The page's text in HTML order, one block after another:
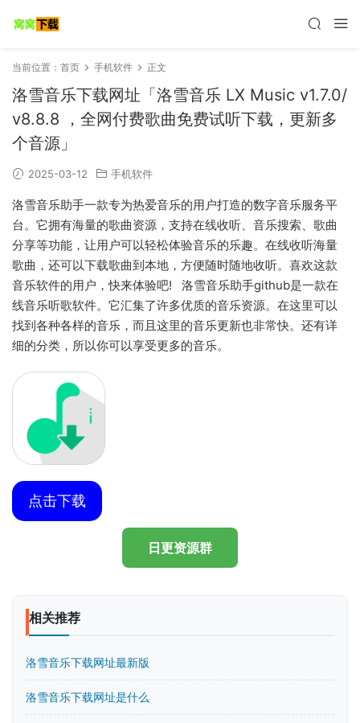
当前位置： 首页 手机软件 正文
洛雪音乐下载网址「洛雪音乐 LX Music v1.7.0/
v8.8.8 ，全网付费歌曲免费试听下载，更新多
个音源」
2025-03-12 手机软件
洛雪音乐助手一款专为热爱音乐的用户打造的数字音乐服务平
台。它拥有海量的歌曲资源，支持在线收听、音乐搜索、歌曲
分享等功能，让用户可以轻松体验音乐的乐趣。在线收听海量
歌曲，还可以下载歌曲到本地，方便随时随地收听。喜欢这款
音乐软件的用户，快来体验吧! 洛雪音乐助手github是一款在
线音乐听歌软件。它汇集了许多优质的音乐资源。在这里可以
找到各种各样的音乐，而且这里的音乐更新也非常快。还有详
细的分类，所以你可以享受更多的音乐。
点击下载
日更资源群
相关推荐
洛雪音乐下载网址最新版
洛雪音乐下载网址是什么